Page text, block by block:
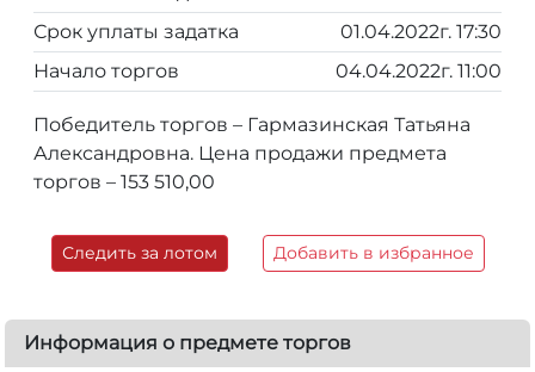
Срок уплаты задатка
01.04.2022г. 17:30
Начало торгов
04.04.2022г. 11:00
Победитель торгов – Гармазинская Татьяна
Александровна. Цена продажи предмета
торгов – 153 510,00
Следить за лотом Добавить в избранное
Информация о предмете торгов